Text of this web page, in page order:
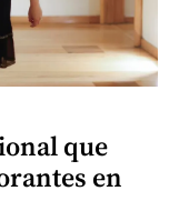
que
en